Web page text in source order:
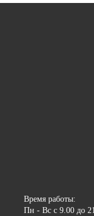
Время работы:
Пн - Вс с 9.00 до